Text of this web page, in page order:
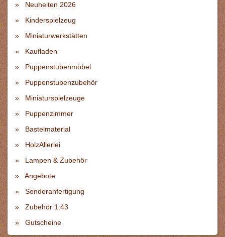
Neuheiten 2026
Kinderspielzeug
Miniaturwerkstätten
Kaufladen
Puppenstubenmöbel
Puppenstubenzubehör
Miniaturspielzeuge
Puppenzimmer
Bastelmaterial
HolzAllerlei
Lampen & Zubehör
Angebote
Sonderanfertigung
Zubehör 1:43
Gutscheine